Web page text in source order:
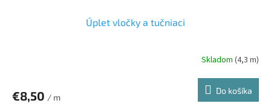
Úplet vločky a tučniaci
Skladom (4,3 m)
€8,50 / m
Do košíka